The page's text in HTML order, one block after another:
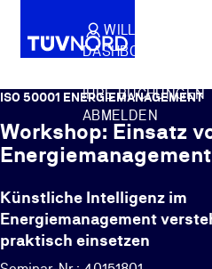
Springe zum Hauptinhalt
WILLKOMMEN
DASHBOARD
IHRE BUCHUNGEN
ABMELDEN
ISO 50001 ENERGIEMANAGEMENT
Workshop: Einsatz
Energiemanagement
Künstliche Intelligenz im
Energiemanagement
praktisch einsetzen